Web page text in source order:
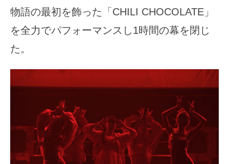
物語の最初を飾った「CHILI CHOCOLATE」
を全力でパフォーマンスし1時間の幕を閉じ
た。